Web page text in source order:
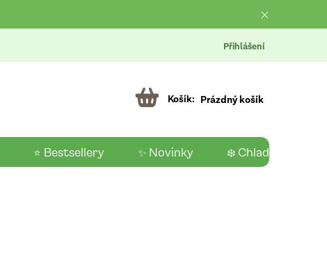
Přihlášení
Prázdný košík
⭐ Bestsellery ✨ Novinky ❄️ Chladící